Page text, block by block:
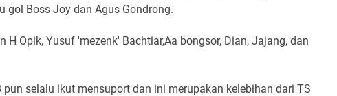
gol Boss Joy dan Agus Gondrong.
H Opik, Yusuf 'mezenk' Bachtiar,Aa bongsor, Dian, Jajang, dan
pun selalu ikut mensuport dan ini merupakan kelebihan dari TS